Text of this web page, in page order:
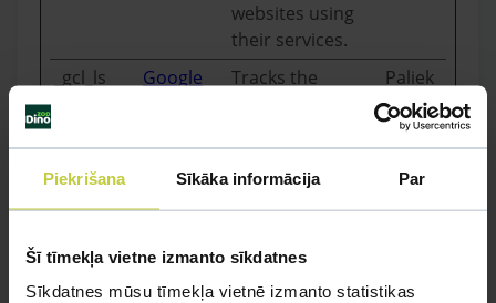
Piekrišana Sīkāka informācija Par
Šī tīmekļa vietne izmanto sīkdatnes
Sīkdatnes mūsu tīmekļa vietnē izmanto statistikas
websites using
their services.
_gcl_ls Google
Tracks the
user and the
advertisement
banners on the
serves to
optimise the
Paliek
ošā